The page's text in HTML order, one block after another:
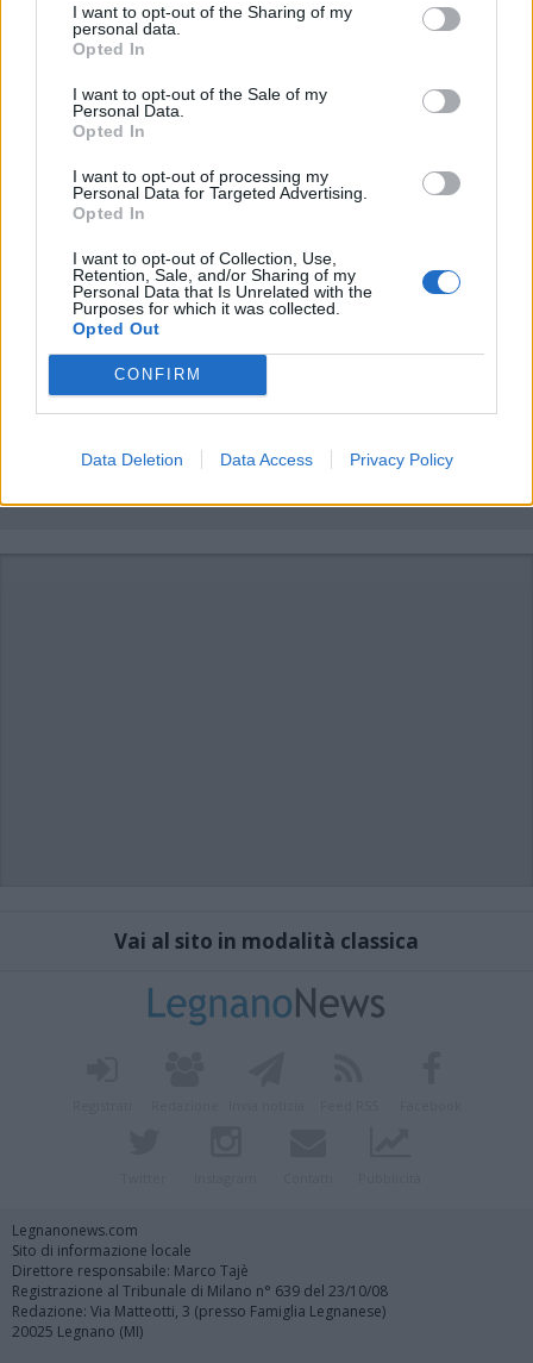
I want to opt-out of the Sharing of my
personal data.
Opted In
I want to opt-out of the Sale of my
Personal Data.
Opted In
I want to opt-out of processing my
Personal Data for Targeted Advertising.
Opted In
I want to opt-out of Collection, Use,
Retention, Sale, and/or Sharing of my
Personal Data that Is Unrelated with the
Purposes for which it was collected.
Opted Out
CONFIRM
Data Deletion Data Access Privacy Policy
Commenti
Accedi
articolo.
L'email è richiesta ma non verrà mostrata ai visitatori. Il contenuto di questo
commento esprime il pensiero dell'autore e non rappresenta la linea editoriale
possono essere automaticamente pubblicati senza filtro preventivo. I commenti
che includano uno o più link a siti esterni verranno rimossi in automatico dal
Vai al sito in modalità classica
Legnanonews.com
Sito di informazione locale
Direttore responsabile: Marco Tajè
Registrazione al Tribunale di Milano n° 639 del 23/10/08
Redazione: Via Matteotti, 3 (presso Famiglia Legnanese)
20025 Legnano (MI)